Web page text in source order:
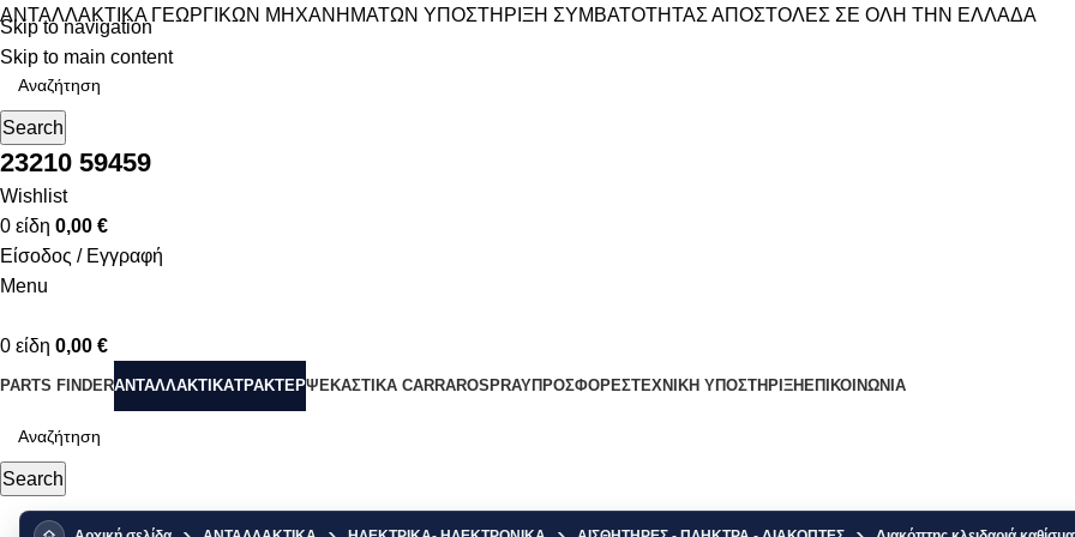
Skip to navigation
Skip to main content
ΑΝΤΑΛΛΑΚΤΙΚΑ ΓΕΩΡΓΙΚΩΝ ΜΗΧΑΝΗΜΑΤΩΝ ΥΠΟΣΤΗΡΙΞΗ ΣΥΜΒΑΤΟΤΗΤΑΣ ΑΠΟΣΤΟΛΕΣ ΣΕ ΟΛΗ ΤΗΝ ΕΛΛΑΔΑ
Search
23210 59459
Wishlist
0 είδη 0,00 €
Είσοδος / Εγγραφή
Menu
0 είδη 0,00 €
PARTS FINDERΑΝΤΑΛΛΑΚΤΙΚΑΤΡΑΚΤΕΡΨΕΚΑΣΤΙΚΑ CARRAROSPRAYΠΡΟΣΦΟΡΕΣΤΕΧΝΙΚΗ ΥΠΟΣΤΗΡΙΞΗ ΕΠΙΚΟΙΝΩΝΙΑ
Search